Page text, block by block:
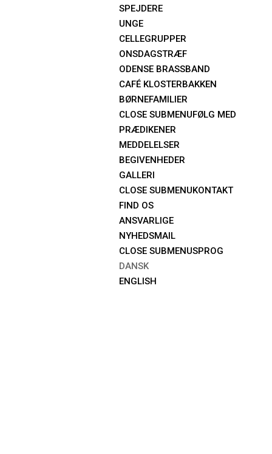
SPEJDERE
UNGE
CELLEGRUPPER
ONSDAGSTRÆF
ODENSE BRASSBAND
CAFÉ KLOSTERBAKKEN
BØRNEFAMILIER
CLOSE SUBMENUFØLG MED
PRÆDIKENER
MEDDELELSER
BEGIVENHEDER
GALLERI
CLOSE SUBMENUKONTAKT
FIND OS
ANSVARLIGE
NYHEDSMAIL
CLOSE SUBMENUSPROG
DANSK
ENGLISH